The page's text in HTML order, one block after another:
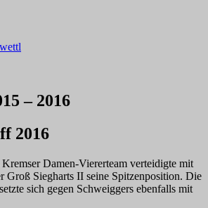
– 2016
2016
Kremser Damen-Viererteam verteidigte mit
Groß Siegharts II seine Spitzenposition. Die
sich gegen Schweiggers ebenfalls mit